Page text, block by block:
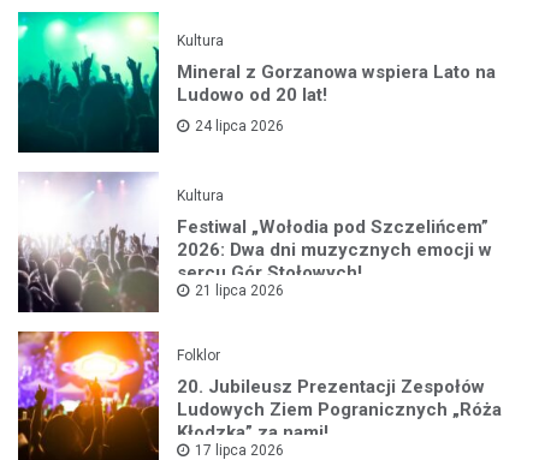
Kultura
Mineral z Gorzanowa wspiera Lato na
Ludowo od 20 lat!
24 lipca 2026
Kultura
Festiwal „Wołodia pod Szczelińcem”
2026: Dwa dni muzycznych emocji w
sercu Gór Stołowych!
21 lipca 2026
Folklor
20. Jubileusz Prezentacji Zespołów
Ludowych Ziem Pogranicznych „Róża
Kłodzka” za nami!
17 lipca 2026